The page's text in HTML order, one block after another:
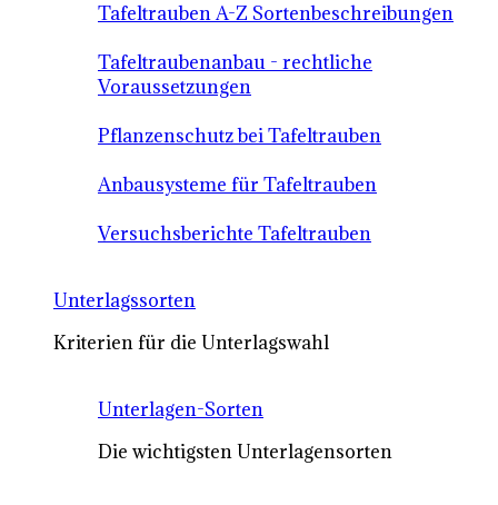
Tafeltrauben A-Z Sortenbeschreibungen
Tafeltraubenanbau - rechtliche
Voraussetzungen
Pflanzenschutz bei Tafeltrauben
Anbausysteme für Tafeltrauben
Versuchsberichte Tafeltrauben
Unterlagssorten
Kriterien für die Unterlagswahl
Unterlagen-Sorten
Die wichtigsten Unterlagensorten